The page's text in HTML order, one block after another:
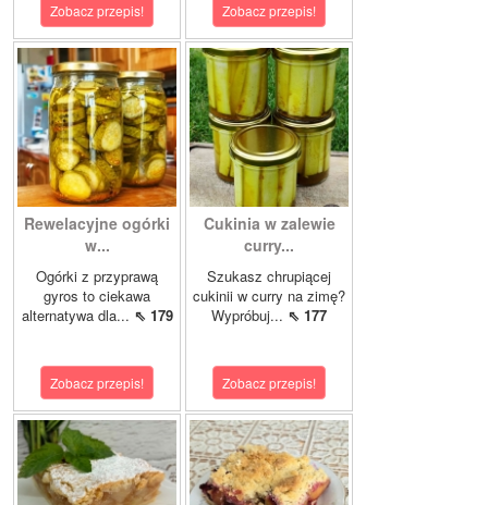
Zobacz przepis! Zobacz przepis!
Rewelacyjne ogórki
w...
Ogórki z przyprawą
gyros to ciekawa
alternatywa dla... ⇖ 179
Zobacz przepis!
Cukinia w zalewie
curry...
Szukasz chrupiącej
cukinii w curry na zimę?
Wypróbuj... ⇖ 177
Zobacz przepis!